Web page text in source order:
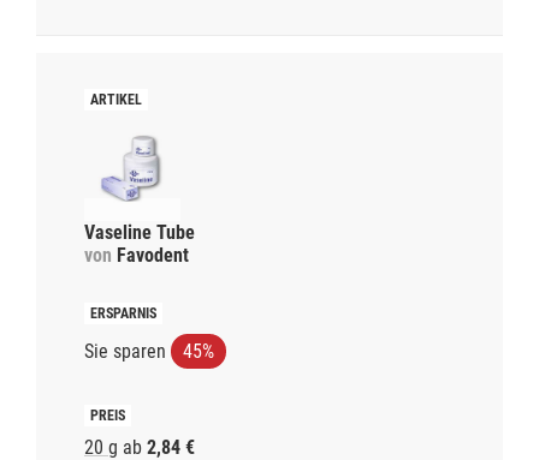
Vaseline Tube
von Favodent
Sie sparen 45%
20 g ab 2,84 €